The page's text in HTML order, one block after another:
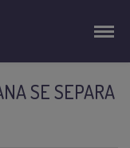
SE SEPARA